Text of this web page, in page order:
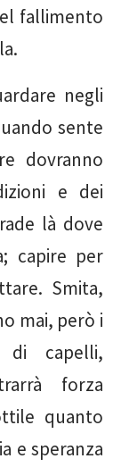
fallimento
negli
sente
dovranno
e dei
là dove
capire per
Smita,
mai, però i
di capelli,
forza
quanto
e speranza